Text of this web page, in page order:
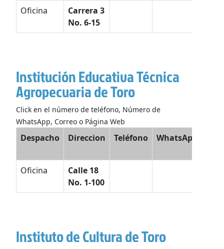
Oficina
Carrera 3
No. 6-15
Institución Educativa Técnica
Agropecuaria de Toro
Click en el número de teléfono, Número de
WhatsApp, Correo o Página Web
Despacho Direccion Teléfono WhatsApp
Oficina
Calle 18
No. 1-100
Instituto de Cultura de Toro